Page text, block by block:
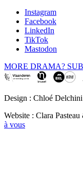
Instagram
Facebook
LinkedIn
TikTok
Mastodon
MORE DRAMA?
Design : Chloé
Website : Clara
à vous